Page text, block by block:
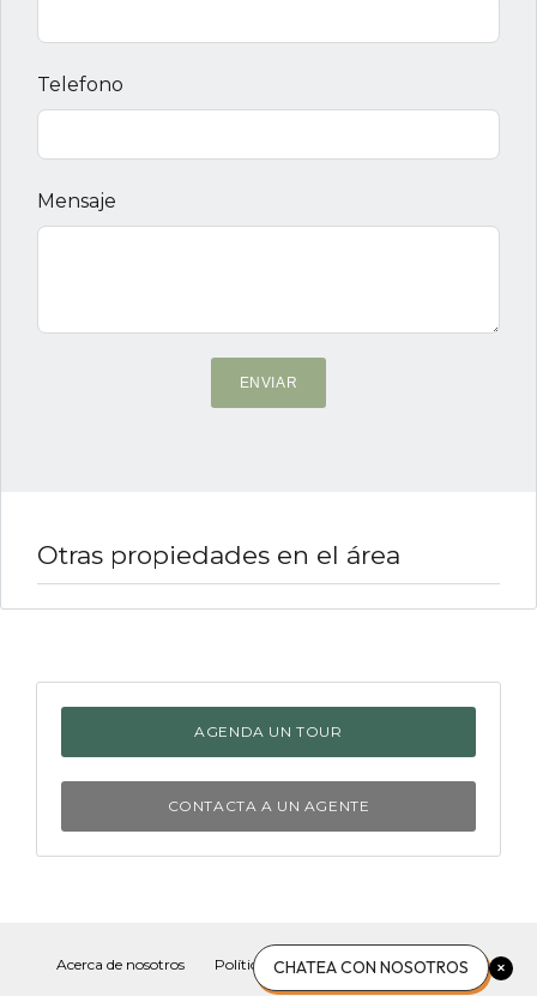
Telefono
Mensaje
ENVIAR
Otras propiedades en el área
AGENDA UN TOUR
CONTACTA A UN AGENTE
Acerca de nosotros Política de privacidad Contacto
CHATEA CON NOSOTROS